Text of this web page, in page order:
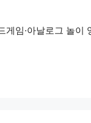
게임·아날로그 놀이